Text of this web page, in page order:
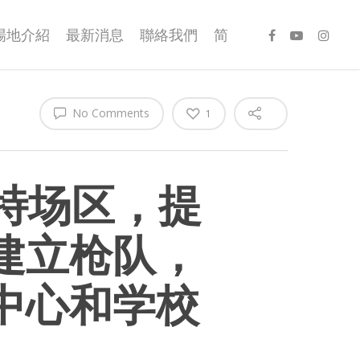
地介紹 最新消息 聯絡我們 简
No Comments 1
场区，提
枪队，
心和学校